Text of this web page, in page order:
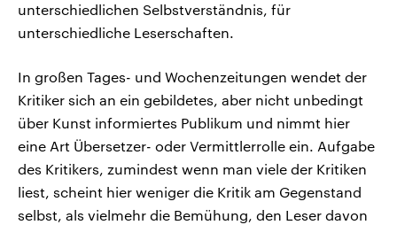
unterschiedlichen Selbstverständnis, für
unterschiedliche Leserschaften.
In großen Tages- und Wochenzeitungen wendet der
Kritiker sich an ein gebildetes, aber nicht unbedingt
über Kunst informiertes Publikum und nimmt hier
eine Art Übersetzer- oder Vermittlerrolle ein. Aufgabe
des Kritikers, zumindest wenn man viele der Kritiken
liest, scheint hier weniger die Kritik am Gegenstand
selbst, als vielmehr die Bemühung, den Leser davon